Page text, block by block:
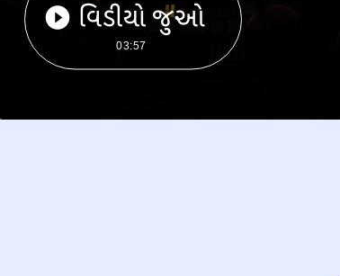
વિડીયો જુઓ
03:57